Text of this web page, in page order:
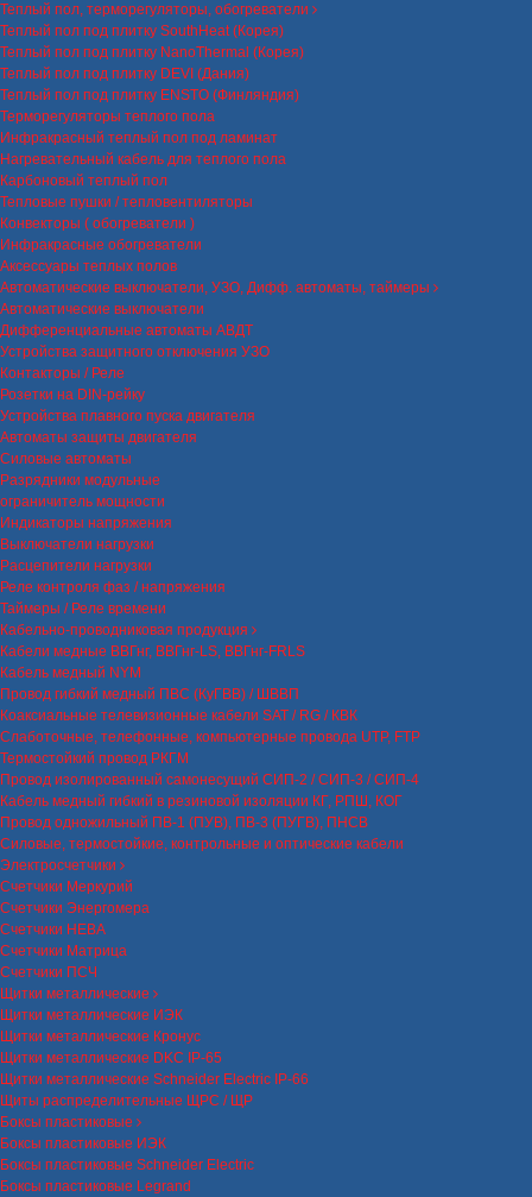
Теплый пол, терморегуляторы, обогреватели
Теплый пол под плитку SouthHeat (Корея)
Теплый пол под плитку NanoThermal (Корея)
Теплый пол под плитку DEVI (Дания)
Теплый пол под плитку ENSTO (Финляндия)
Терморегуляторы теплого пола
Инфракрасный теплый пол под ламинат
Нагревательный кабель для теплого пола
Карбоновый теплый пол
Тепловые пушки / тепловентиляторы
Конвекторы ( обогреватели )
Инфракрасные обогреватели
Аксессуары теплых полов
Автоматические выключатели, УЗО, Дифф. автоматы, таймеры
Автоматические выключатели
Дифференциальные автоматы АВДТ
Устройства защитного отключения УЗО
Контакторы / Реле
Розетки на DIN-рейку
Устройства плавного пуска двигателя
Автоматы защиты двигателя
Силовые автоматы
Разрядники модульные
ограничитель мощности
Индикаторы напряжения
Выключатели нагрузки
Расцепители нагрузки
Реле контроля фаз / напряжения
Таймеры / Реле времени
Кабельно-проводниковая продукция
Кабели медные ВВГнг, ВВГнг-LS, ВВГнг-FRLS
Кабель медный NYM
Провод гибкий медный ПВС (КуГВВ) / ШВВП
Коаксиальные телевизионные кабели SAT / RG / КВК
Слаботочные, телефонные, компьютерные провода UTP, FTP
Термостойкий провод РКГМ
Провод изолированный самонесущий СИП-2 / СИП-3 / СИП-4
Кабель медный гибкий в резиновой изоляции КГ, РПШ, КОГ
Провод одножильный ПВ-1 (ПУВ), ПВ-3 (ПУГВ), ПНСВ
Силовые, термостойкие, контрольные и оптические кабели
Электросчетчики
Счетчики Меркурий
Счетчики Энергомера
Счетчики НЕВА
Счетчики Матрица
Счетчики ПСЧ
Щитки металлические
Щитки металлические ИЭК
Щитки металлические Кронус
Щитки металлические DKC IP-65
Щитки металлические Schneider Electric IP-66
Щиты распределительные ЩРС / ЩР
Боксы пластиковые
Боксы пластиковые ИЭК
Боксы пластиковые Schneider Electric
Боксы пластиковые Legrand